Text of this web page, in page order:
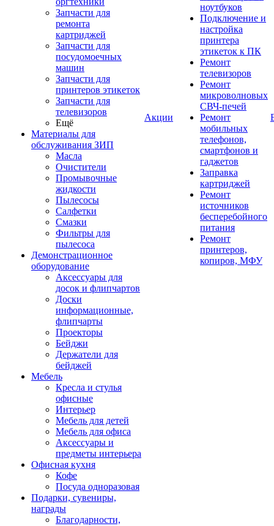
Запчасти для
ремонта
картриджей
Запчасти для
посудомоечных
машин
Запчасти для
принтеров этикеток
Запчасти для
телевизоров
Ещё
Материалы для
обслуживания ЗИП
Масла
Очистители
Промывочные
жидкости
Пылесосы
Салфетки
Смазки
Фильтры для
пылесоса
Демонстрационное
оборудование
Аксессуары для
досок и флипчартов
Доски
информационные,
флипчарты
Проекторы
Бейджи
Держатели для
бейджей
Мебель
Кресла и стулья
офисные
Интерьер
Мебель для детей
Мебель для офиса
Аксессуары и
предметы интерьера
Офисная кухня
Кофе
Посуда одноразовая
Подарки, сувениры,
награды
Благодарности,
Акции
ноутбуков
Подключение и
настройка
принтера
этикеток к ПК
Ремонт
телевизоров
Ремонт
микроволновых
СВЧ-печей
Ремонт
мобильных
телефонов,
смартфонов и
гаджетов
Заправка
картриджей
Ремонт
источников
бесперебойного
питания
Ремонт
принтеров,
копиров, МФУ